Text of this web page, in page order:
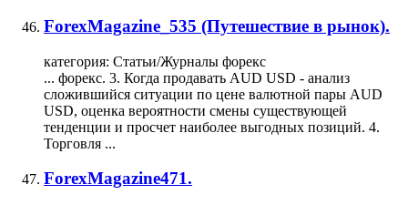
ForexMagazine_535 (Путешествие в рынок).
категория: Статьи/Журналы форекс
... форекс. 3. Когда продавать AUD USD - анализ
сложившийся ситуации по цене валютной пары AUD
USD, оценка вероятности смены существующей
тенденции и просчет наиболее выгодных позиций. 4.
Торговля ...
ForexMagazine471.